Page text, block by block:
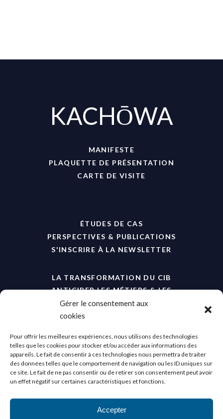
Gérer le consentement aux
cookies
Pour offrir les meilleures expériences, nous utilisons des technologies
telles que les cookies pour stocker et/ou accéder aux informations des
appareils. Le fait de consentir à ces technologies nous permettra de traiter
des données telles que le comportement de navigation ou les ID uniques sur
ce site. Le fait de ne pas consentir ou de retirer son consentement peut avoir
un effet négatif sur certaines caractéristiques et fonctions.
Accepter
KACHŌWA
MANIFESTE
PLAQUETTE DE PRÉSENTATION
CARTE DE VISITE
ÉTUDES DE CAS
PERSPECTIVES & PUBLICATIONS
S'INSCRIRE À LA NEWSLETTER
LA TRANSFORMATION DU CIB
ANTICIPER LES MÉTIERS & LES
COMPÉTENCES
No Result Website Carbon